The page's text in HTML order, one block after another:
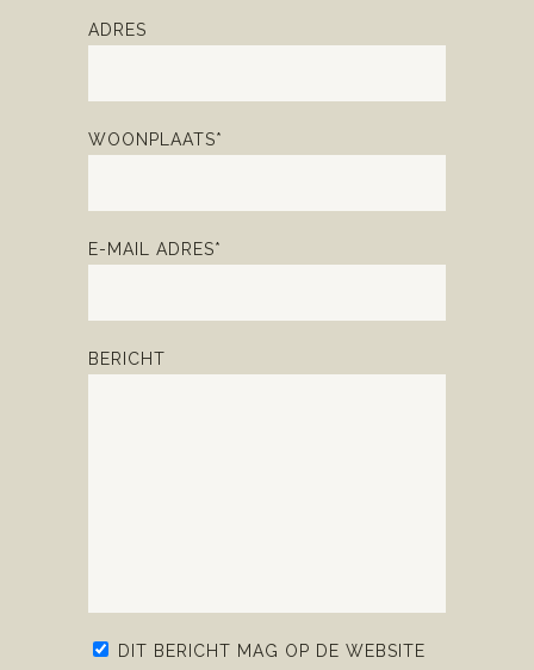
ADRES
WOONPLAATS*
E-MAIL ADRES*
BERICHT
DIT BERICHT MAG OP DE WEBSITE